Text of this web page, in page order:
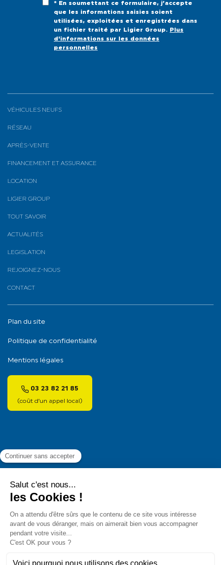
* En soumettant ce formulaire, j’accepte
que les informations saisies soient
utilisées, exploitées et enregistrées dans
un fichier traité par Ligier Group.
Plus
d'informations sur les données
personnelles
VÉHICULES NEUFS
RÉSEAU
APRÈS-VENTE
FINANCEMENT ET ASSURANCE
LOCATION
LIGIER GROUP
TOUT SAVOIR
ACTUALITÉS
LEGISLATION
REJOIGNEZ-NOUS
CONTACT
Plan du site
Politique de confidentialité
Mentions légales
03 23 82 21 85
(coût d’un appel local)
Pour les trajets courts, privilégiez la marche ou le
vélo#SeDéplacerMoinsPolluer